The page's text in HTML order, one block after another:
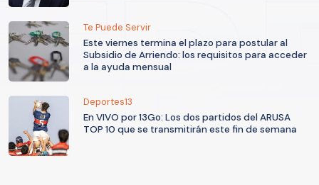
Te Puede Servir
Este viernes termina el plazo para postular al
Subsidio de Arriendo: los requisitos para acceder
a la ayuda mensual
Deportes13
En VIVO por 13Go: Los dos partidos del ARUSA
TOP 10 que se transmitirán este fin de semana